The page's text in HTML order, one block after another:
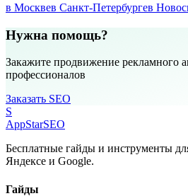
в Москвев Санкт-Петербургев
Нужна помощь?
Закажите продвижение рекламного
профессионалов
Заказать SEO
S
AppStarSEO
Бесплатные гайды и инструменты
Яндексе и Google.
Гайды